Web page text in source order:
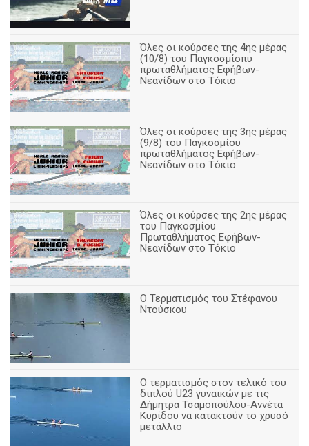
Όλες οι κούρσες της 4ης μέρας
(10/8) του Παγκοσμίοπυ
πρωταθλήματος Εφήβων-
Νεανίδων στο Τόκιο
Όλες οι κούρσες της 3ης μέρας
(9/8) του Παγκοσμίου
πρωταθλήματος Εφήβων-
Νεανίδων στο Τόκιο
Όλες οι κούρσες της 2ης μέρας
του Παγκοσμίου
Πρωταθλήματος Εφήβων-
Νεανίδων στο Τόκιο
Ο Τερματισμός του Στέφανου
Ντούσκου
Ο τερματισμός στον τελικό του
διπλού U23 γυναικών με τις
Δήμητρα Τσαμοπούλου-Αννέτα
Κυρίδου να κατακτούν το χρυσό
μετάλλιο